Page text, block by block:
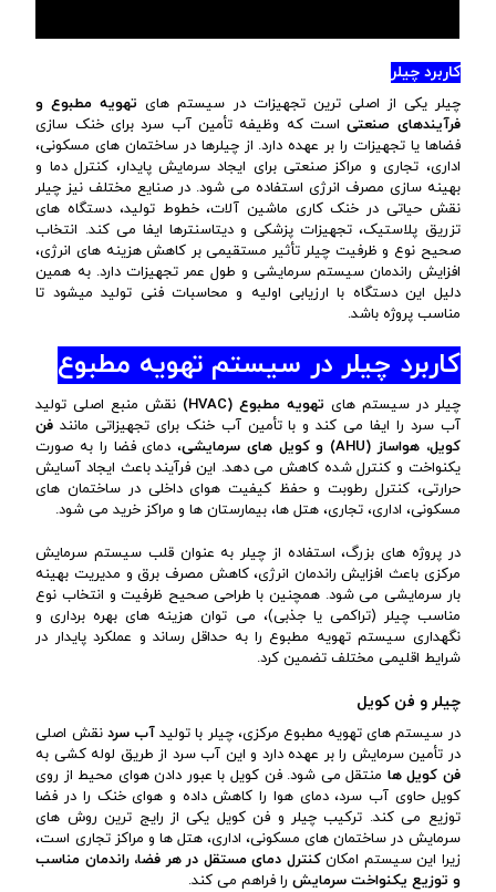
کاربرد چیلر
چیلر یکی از اصلی ترین تجهیزات در سیستم های تهویه مطبوع و
فرآیندهای صنعتیاست که وظیفه تأمین آب سرد برای خنک سازی
فضاها یا تجهیزات را بر عهده دارد. از چیلرها در ساختمان های مسکونی،
اداری، تجاری و مراکز صنعتی برای ایجاد سرمایش پایدار، کنترل دما و
بهینه سازی مصرف انرژی استفاده می شود. در صنایع مختلف نیز چیلر
نقش حیاتی در خنک کاری ماشین آلات، خطوط تولید، دستگاه های
تزریق پلاستیک، تجهیزات پزشکی و دیتاسنترها ایفا می کند. انتخاب
صحیح نوع و ظرفیت چیلر تأثیر مستقیمی بر کاهش هزینه های انرژی،
افزایش راندمان سیستم سرمایشی و طول عمر تجهیزات دارد. به همین
دلیل این دستگاه با ارزیابی اولیه و محاسبات فنی تولید میشود تا
مناسب پروژه باشد.
کاربرد چیلر در سیستم تهویه مطبوع
چیلر در سیستم های تهویه مطبوع (HVAC
) نقش منبع اصلی تولید
آب سرد را ایفا می کند و با تأمین آب خنک برای تجهیزاتی مانند فن
کویل، هواساز (AHU) و کویل های سرمایشی، دمای فضا را به صورت
یکنواخت و کنترل شده کاهش می دهد. این فرآیند باعث ایجاد آسایش
حرارتی، کنترل رطوبت و حفظ کیفیت هوای داخلی در ساختمان های
مسکونی، اداری، تجاری، هتل ها، بیمارستان ها و مراکز خرید می شود.
در پروژه های بزرگ، استفاده از چیلر به عنوان قلب سیستم سرمایش
مرکزی باعث افزایش راندمان انرژی، کاهش مصرف برق و مدیریت بهینه
بار سرمایشی می شود. همچنین با طراحی صحیح ظرفیت و انتخاب نوع
مناسب چیلر (تراکمی یا جذبی)، می توان هزینه های بهره برداری و
نگهداری سیستم تهویه مطبوع را به حداقل رساند و عملکرد پایدار در
شرایط اقلیمی مختلف تضمین کرد.
چیلر و فن کویل
در سیستم های تهویه مطبوع مرکزی، چیلر با تولیدآب سرد نقش اصلی
در تأمین سرمایش را بر عهده دارد و این آب سرد از طریق لوله کشی به
فن کویل ها منتقل می شود. فن کویل با عبور دادن هوای محیط از روی
کویل حاوی آب سرد، دمای هوا را کاهش داده و هوای خنک را در فضا
توزیع می کند. ترکیب چیلر و فن کویل یکی از رایج ترین روش های
سرمایش در ساختمان های مسکونی، اداری، هتل ها و مراکز تجاری است،
زیرا این سیستم امکانکنترل دمای مستقل در هر فضا، راندمان مناسب
و توزیع یکنواخت سرمایش را فراهم می کند.